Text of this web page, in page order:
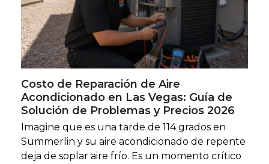
Costo de Reparación de Aire
Acondicionado en Las Vegas: Guía de
Solución de Problemas y Precios 2026
Imagine que es una tarde de 114 grados en
Summerlin y su aire acondicionado de repente
deja de soplar aire frío. Es un momento crítico